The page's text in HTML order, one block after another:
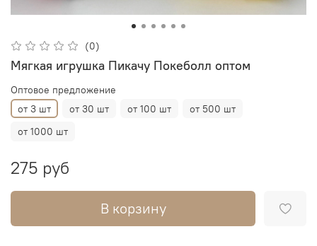
(0)
Мягкая игрушка Пикачу Покеболл оптом
Оптовое предложение
от 3 шт
от 30 шт от 100 шт
от 500 шт
от 1000 шт
275 руб
В корзину